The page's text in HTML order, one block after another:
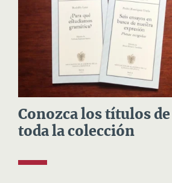
Conozca los títulos de
toda la colección